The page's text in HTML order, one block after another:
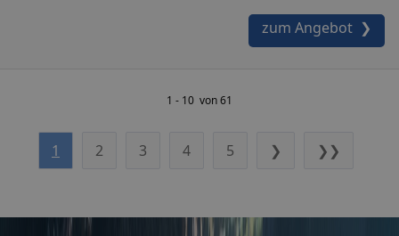
zum Angebot ❯
1 - 10 von 61
1 2 3 4 5 ❯ ❯❯